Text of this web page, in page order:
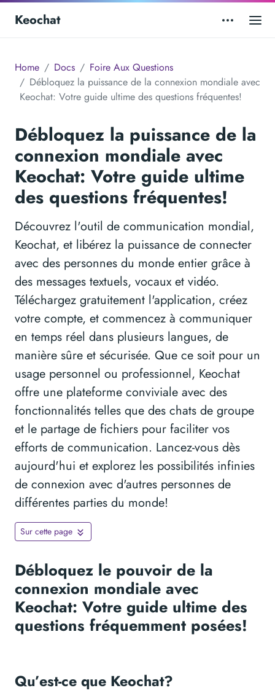
Keochat
Home Docs
Foire Aux Questions
Débloquez la puissance de la connexion mondiale avec
Keochat: Votre guide ultime des questions fréquentes!
Débloquez la puissance de la
connexion mondiale avec
Keochat: Votre guide ultime
des questions fréquentes!
Découvrez l'outil de communication mondial,
Keochat, et libérez la puissance de connecter
avec des personnes du monde entier grâce à
des messages textuels, vocaux et vidéo.
Téléchargez gratuitement l'application, créez
votre compte, et commencez à communiquer
en temps réel dans plusieurs langues, de
manière sûre et sécurisée. Que ce soit pour un
usage personnel ou professionnel, Keochat
offre une plateforme conviviale avec des
fonctionnalités telles que des chats de groupe
et le partage de fichiers pour faciliter vos
efforts de communication. Lancez-vous dès
aujourd'hui et explorez les possibilités infinies
de connexion avec d'autres personnes de
différentes parties du monde!
Sur cette page
Débloquez le pouvoir de la
connexion mondiale avec
Keochat: Votre guide ultime des
questions fréquemment posées!
Qu’est-ce que Keochat?